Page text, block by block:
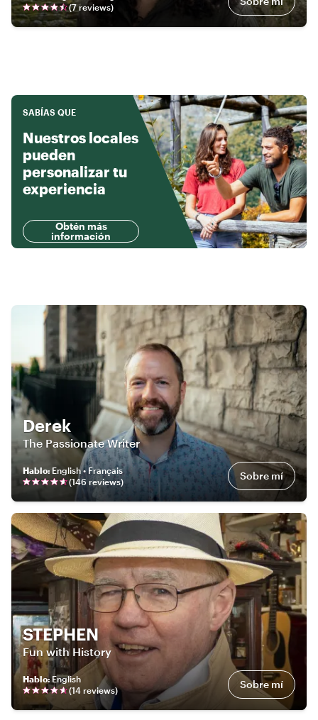
(7reviews)
SABÍAS QUE
Nuestros locales
pueden
personalizar tu
experiencia
Obtén más
información
Derek
The Passionate Writer
Hablo: English • Français
(146 reviews) Sobre mí
STEPHEN
Fun with History
Hablo:English
(14 reviews) Sobre mí